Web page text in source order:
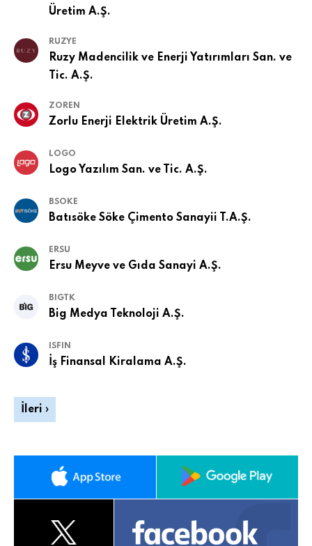
Üretim A.Ş.
RUZYE
Ruzy Madencilik ve Enerji Yatırımları San. ve
Tic. A.Ş.
ZOREN
Zorlu Enerji Elektrik Üretim A.Ş.
LOGO
Logo Yazılım San. ve Tic. A.Ş.
BSOKE
Batısöke Söke Çimento Sanayii T.A.Ş.
ERSU
Ersu Meyve ve Gıda Sanayi A.Ş.
BIGTK
Big Medya Teknoloji A.Ş.
ISFIN
İş Finansal Kiralama A.Ş.
İleri ›